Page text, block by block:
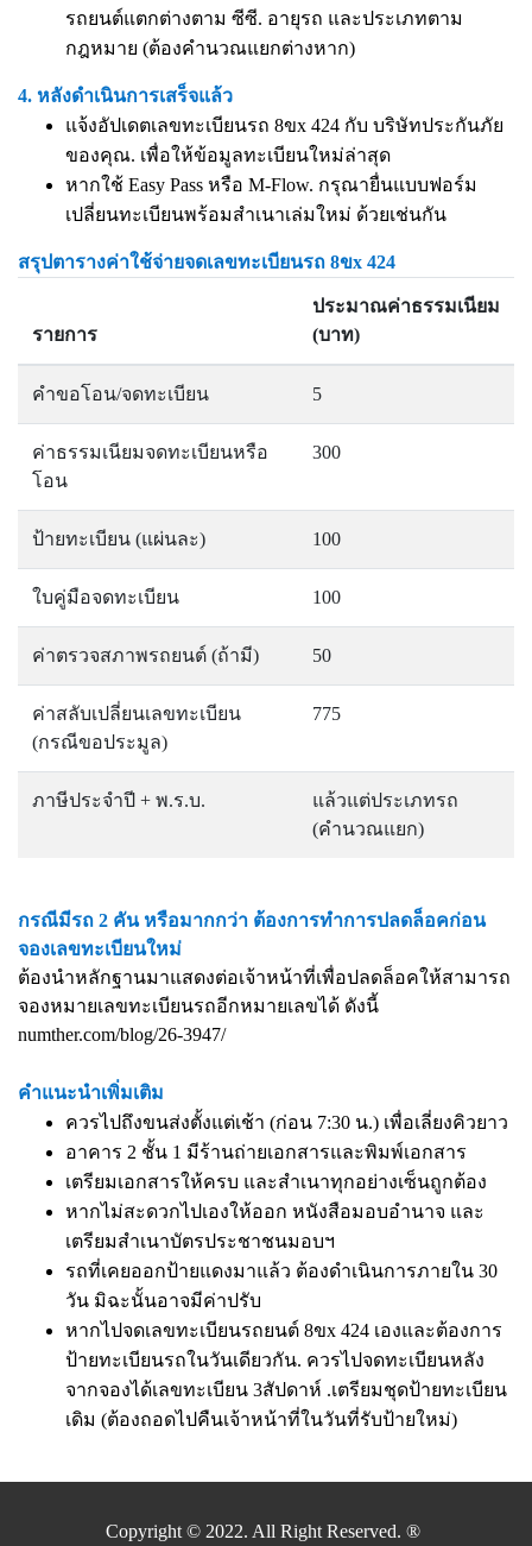
รถยนต์แตกต่างตาม ซีซี. อายุรถ และประเภทตาม
กฎหมาย (ต้องคำนวณแยกต่างหาก)
4. หลังดำเนินการเสร็จแล้ว
แจ้งอัปเดตเลขทะเบียนรถ 8ขx 424 กับ บริษัทประกันภัย
ของคุณ. เพื่อให้ข้อมูลทะเบียนใหม่ล่าสุด
หากใช้ Easy Pass หรือ M-Flow. กรุณายื่นแบบฟอร์ม
เปลี่ยนทะเบียนพร้อมสำเนาเล่มใหม่ ด้วยเช่นกัน
สรุปตารางค่าใช้จ่ายจดเลขทะเบียนรถ 8ขx 424
รายการ
ประมาณค่าธรรมเนียม
(บาท)
คำขอโอน/จดทะเบียน 5
ค่าธรรมเนียมจดทะเบียนหรือ
โอน
300
ป้ายทะเบียน (แผ่นละ) 100
ใบคู่มือจดทะเบียน 100
ค่าตรวจสภาพรถยนต์ (ถ้ามี) 50
ค่าสลับเปลี่ยนเลขทะเบียน
(กรณีขอประมูล)
775
ภาษีประจำปี + พ.ร.บ.
แล้วแต่ประเภทรถ
(คำนวณแยก)
กรณีมีรถ 2 คัน หรือมากกว่า ต้องการทำการปลดล็อคก่อน
จองเลขทะเบียนใหม่
ต้องนำหลักฐานมาแสดงต่อเจ้าหน้าที่เพื่อปลดล็อคให้สามารถ
จองหมายเลขทะเบียนรถอีกหมายเลขได้ ดังนี้
numther.com/blog/26-3947/
คำแนะนำเพิ่มเติม
ควรไปถึงขนส่งตั้งแต่เช้า (ก่อน 7:30 น.) เพื่อเลี่ยงคิวยาว
อาคาร 2 ชั้น 1 มีร้านถ่ายเอกสารและพิมพ์เอกสาร
เตรียมเอกสารให้ครบ และสำเนาทุกอย่างเซ็นถูกต้อง
หากไม่สะดวกไปเองให้ออก หนังสือมอบอำนาจ และ
เตรียมสำเนาบัตรประชาชนมอบฯ
รถที่เคยออกป้ายแดงมาแล้ว ต้องดำเนินการภายใน 30
วัน มิฉะนั้นอาจมีค่าปรับ
หากไปจดเลขทะเบียนรถยนต์ 8ขx 424 เองและต้องการ
ป้ายทะเบียนรถในวันเดียวกัน. ควรไปจดทะเบียนหลัง
จากจองได้เลขทะเบียน 3สัปดาห์ .เตรียมชุดป้ายทะเบียน
เดิม (ต้องถอดไปคืนเจ้าหน้าที่ในวันที่รับป้ายใหม่)
Copyright © 2022. All Right Reserved. ®